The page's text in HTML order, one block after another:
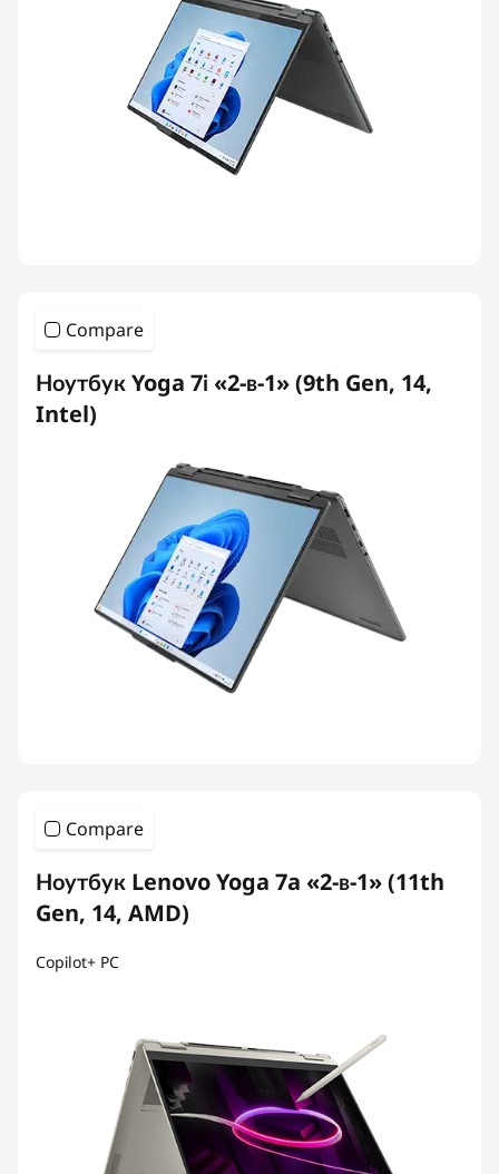
Compare
Ноутбук Yoga 7i «2-в-1» (9th Gen, 14,
Intel)
Compare
Ноутбук Lenovo Yoga 7a «2-в-1» (11th
Gen, 14, AMD)
Copilot+ PC